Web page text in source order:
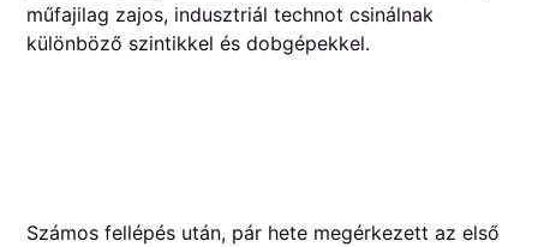
műfajilag zajos, indusztriál technot csinálnak
különböző szintikkel és dobgépekkel.
Számos fellépés után, pár hete megérkezett az első